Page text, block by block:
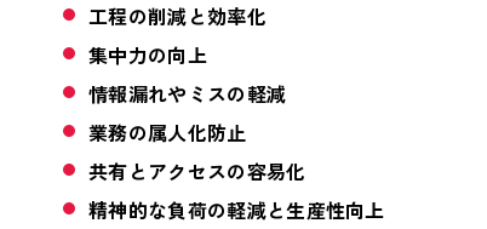
工程の削減と効率化
集中力の向上
情報漏れやミスの軽減
業務の属人化防止
共有とアクセスの容易化
精神的な負荷の軽減と生産性向上